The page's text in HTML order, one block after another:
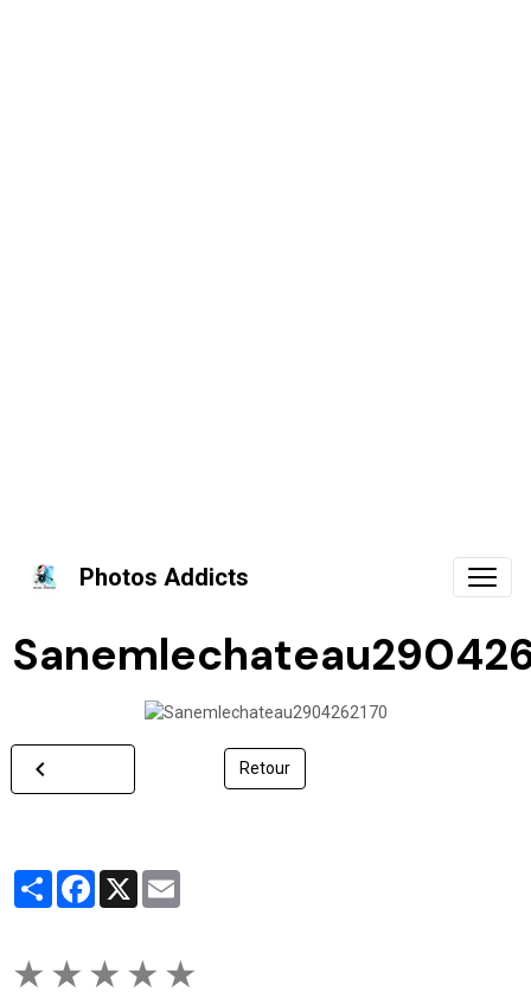
Photos Addicts
Retour
PartagerFacebook
X
★ ★ ★ ★ ★